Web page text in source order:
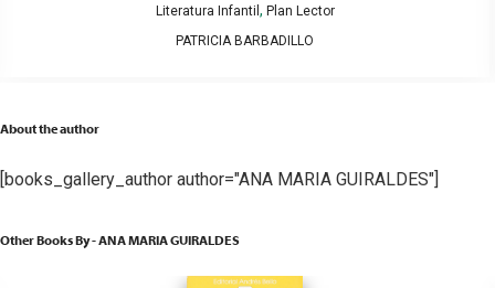
Literatura Infantil , Plan Lector
PATRICIA BARBADILLO
About the author
[books_gallery_author author="ANA MARIA GUIRALDES"]
Other Books By - ANA MARIA GUIRALDES